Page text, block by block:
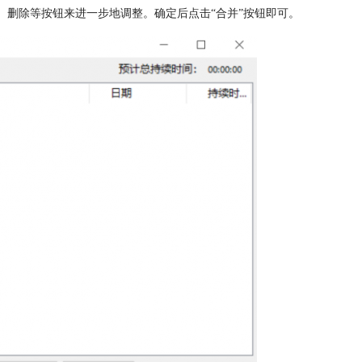
除等按钮来进一步地调整。确定后点击“合并”按钮即可。